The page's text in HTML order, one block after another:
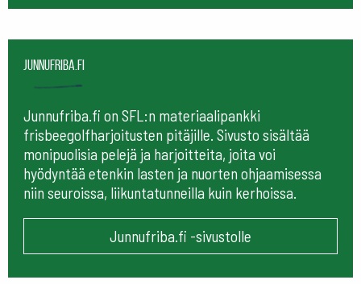
Junnufriba.fi
Junnufriba.fi on SFL:n materiaalipankki
frisbeegolfharjoitusten pitäjille. Sivusto sisältää
monipuolisia pelejä ja harjoitteita, joita voi
hyödyntää etenkin lasten ja nuorten ohjaamisessa
niin seuroissa, liikuntatunneilla kuin kerhoissa.
Junnufriba.fi -sivustolle